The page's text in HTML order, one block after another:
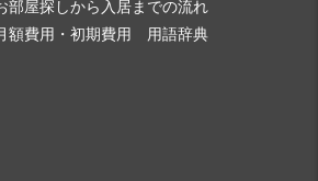
部屋探しから入居までの流れ
額費用・初期費用 用語辞典